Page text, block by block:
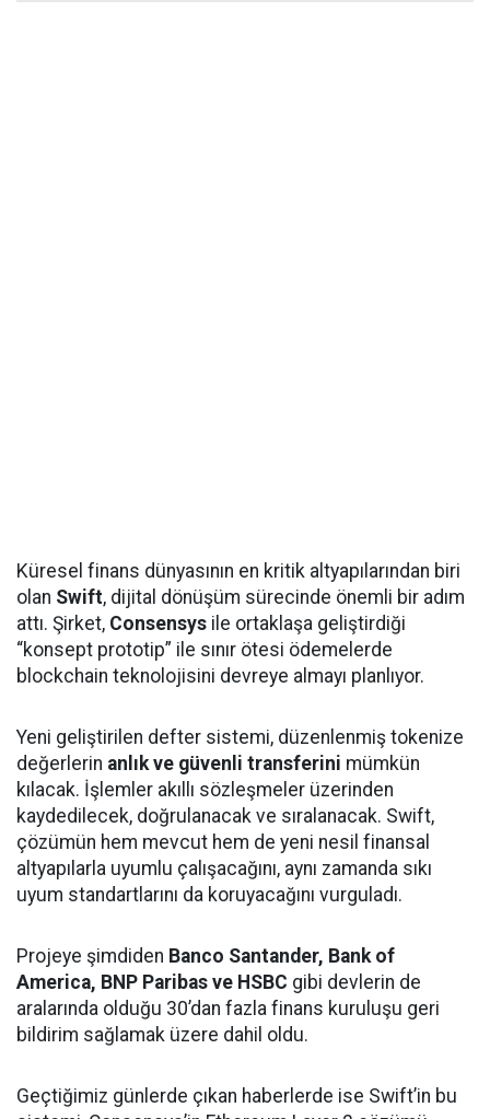
Küresel finans dünyasının en kritik altyapılarından biri
olan Swift, dijital dönüşüm sürecinde önemli bir adım
attı. Şirket, Consensys ile ortaklaşa geliştirdiği
“konsept prototip” ile sınır ötesi ödemelerde
blockchain teknolojisini devreye almayı planlıyor.
Yeni geliştirilen defter sistemi, düzenlenmiş tokenize
değerlerin anlık ve güvenli transferini mümkün
kılacak. İşlemler akıllı sözleşmeler üzerinden
kaydedilecek, doğrulanacak ve sıralanacak. Swift,
çözümün hem mevcut hem de yeni nesil finansal
altyapılarla uyumlu çalışacağını, aynı zamanda sıkı
uyum standartlarını da koruyacağını vurguladı.
Projeye şimdiden Banco Santander, Bank of
America, BNP Paribas ve HSBC gibi devlerin de
aralarında olduğu 30’dan fazla finans kuruluşu geri
bildirim sağlamak üzere dahil oldu.
Geçtiğimiz günlerde çıkan haberlerde ise Swift’in bu